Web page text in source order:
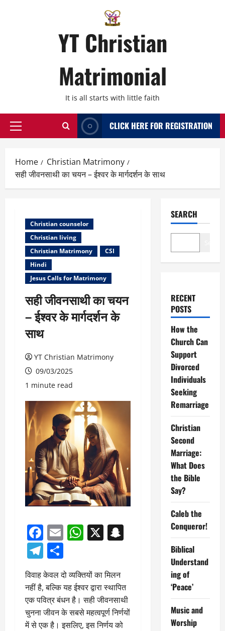
YT Christian
Matrimonial
It is all starts with little faith
Primary
CLICK HERE FOR REGISTRATION
Home
Christian Matrimony
सही जीवनसाथी का चयन – ईश्वर के मार्गदर्शन के साथ
Christian counselor
Christian living
Christian Matrimony
CSI
Hindi
Jesus Calls for Matrimony
सही जीवनसाथी का चयन
– ईश्वर के मार्गदर्शन के
साथ
YT Christian Matrimony
09/03/2025
1 minute read
Facebook
EmailWhatsApp
X
Snapchat
Telegram
विवाह केवल दो व्यक्तियों का मिलन
नहीं है, बल्कि यह ईश्वर द्वारा स्थापित
एक पवित्र बंधन है। सही जीवनसाथी
चुनना जीवन के सबसे महत्वपूर्ण निर्णयों
में से एक है। इसलिए, इस निर्णय को
SEARCH
RECENT
POSTS
How the
Church Can
Support
Divorced
Individuals
Seeking
Remarriage
Christian
Second
Marriage:
What Does
the Bible
Say?
Caleb the
Conqueror!
Biblical
Understand
ing of
‘Peace’
Music and
Worship